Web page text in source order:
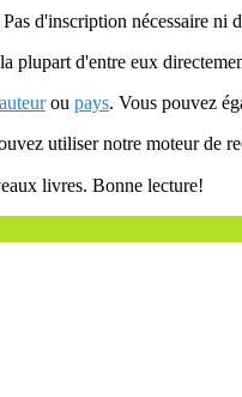
d'inscription nécessaire ni
plupart d'entre eux
auteurou pays. Vous pouvez
utiliser notre moteur de
livres. Bonne lecture!